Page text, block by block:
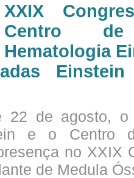
XXIX
Centro
Hematologia
de agosto, o
e o Centro
no XXIX
de Medula